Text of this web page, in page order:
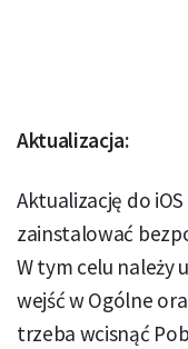
Aktualizacja:
Aktualizację do
zainstalować
W tym celu należy
wejść w Ogólne
trzeba wcisnąć